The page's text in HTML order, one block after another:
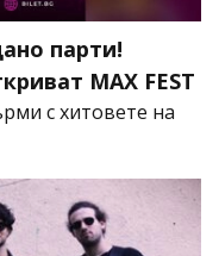
парти!
MAX FEST
с хитовете на